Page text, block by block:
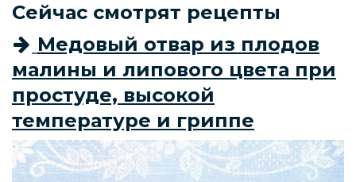
Сейчас смотрят рецепты
Медовый отвар из плодов
малины и липового цвета при
простуде, высокой
температуре и гриппе